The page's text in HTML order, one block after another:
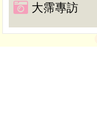
大霈專訪